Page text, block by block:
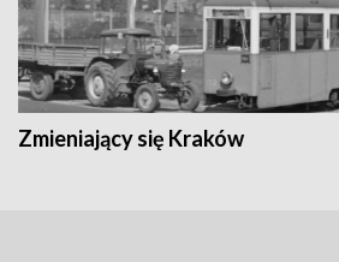
Zmieniający się Kraków